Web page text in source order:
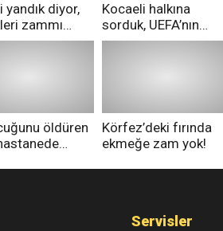
yandık diyor,
zammı
geri aldılar!
Kocaeli halkına
sorduk, UEFA’nın
Merih Demiral kararı
öldüren
Körfez’deki fırında
ekmeğe zam yok!
Servisler